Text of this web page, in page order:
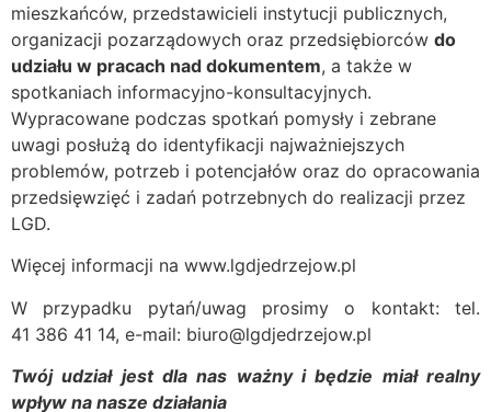
mieszkańców, przedstawicieli instytucji publicznych,
organizacji pozarządowych oraz przedsiębiorców do
udziału w pracach nad dokumentem, a także w
spotkaniach informacyjno-konsultacyjnych.
Wypracowane podczas spotkań pomysły i zebrane
uwagi posłużą do identyfikacji najważniejszych
problemów, potrzeb i potencjałów oraz do opracowania
przedsięwzięć i zadań potrzebnych do realizacji przez
LGD.
Więcej informacji na www.lgdjedrzejow.pl
W przypadku pytań/uwag prosimy o kontakt: tel.
41 386 41 14, e-mail: biuro@lgdjedrzejow.pl
Twój udział jest dla nas ważny i będzie miał realny
wpływ na nasze działania